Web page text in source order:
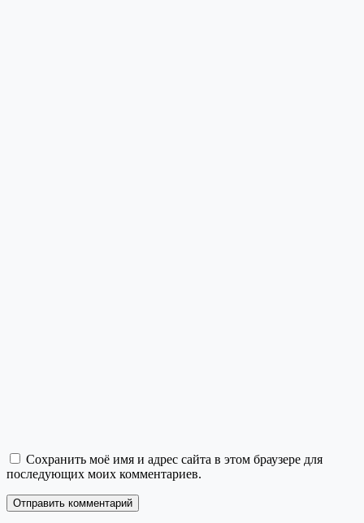
Сохранить моё имя и адрес сайта в этом браузере для
последующих моих комментариев.